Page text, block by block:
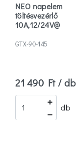
NEO napelem
töltésvezérlő
10A,12/24V@
GTX-90-145
21 490 Ft / db
db